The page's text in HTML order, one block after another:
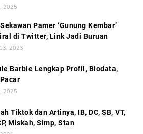
2025
Pamer ‘Gunung Kembar’
di Twitter, Link Jadi Buruan
2023
Barbie Lengkap Profil, Biodata,
2025
Tiktok dan Artinya, IB, DC, SB, VT,
Miskah, Simp, Stan